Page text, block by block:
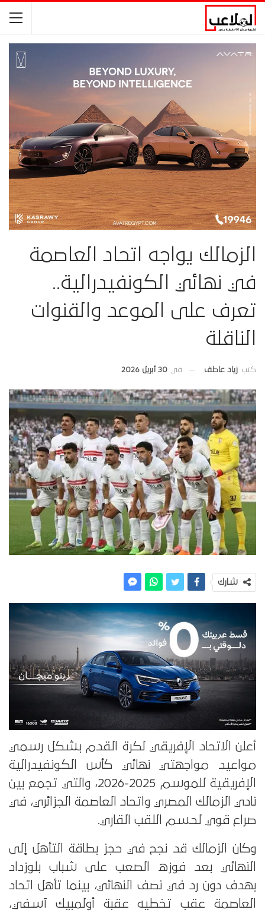
الزمالك يواجه اتحاد العاصمة
في نهائي الكونفيدرالية..
تعرف على الموعد والقنوات
الناقلة
كتب زياد عاطف في 30 أبريل 2026
شارك
أعلن الاتحاد الإفريقي لكرة القدم بشكل رسمي
مواعيد مواجهتي نهائي كأس الكونفيدرالية
الإفريقية للموسم 2025-2026، والتي تجمع بين
نادي الزمالك المصري واتحاد العاصمة الجزائري، في
صراع قوي لحسم اللقب القاري.
وكان الزمالك قد نجح في حجز بطاقة التأهل إلى
النهائي بعد فوزه الصعب على شباب بلوزداد
بهدف دون رد في نصف النهائي، بينما تأهل اتحاد
العاصمة عقب تخطيه عقبة أولمبيك آسفي،